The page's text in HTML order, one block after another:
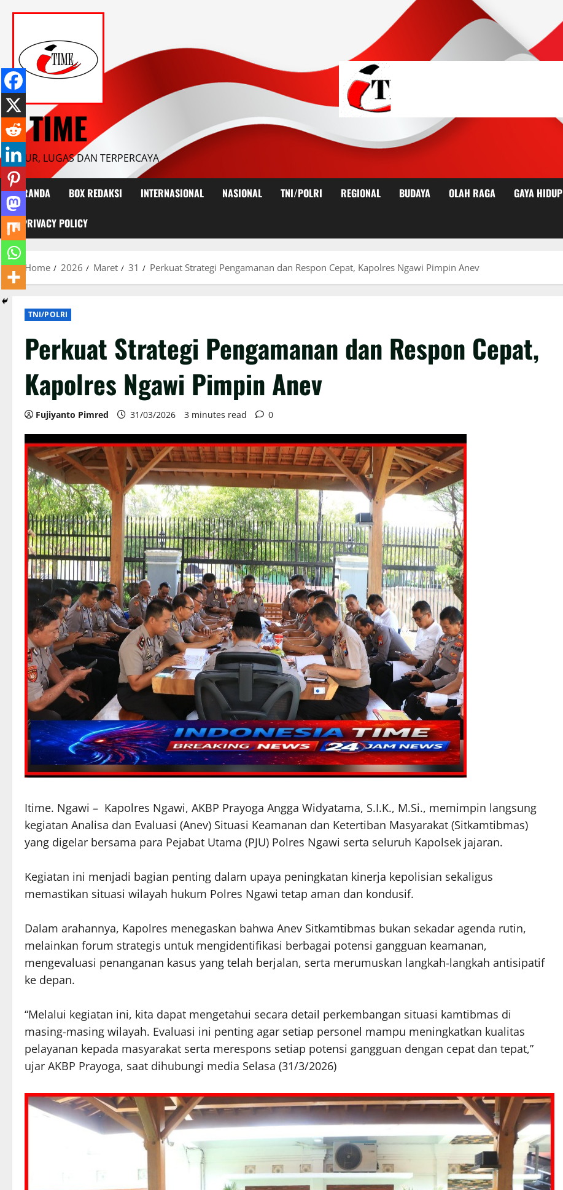
I TIME
JUJUR, LUGAS DAN TERPERCAYA
BERANDA BOX REDAKSI INTERNASIONAL NASIONAL TNI/POLRI REGIONAL BUDAYA OLAH RAGA GAYA HIDUP
PRIVACY POLICY
Home 2026 Maret 31 Perkuat Strategi Pengamanan dan Respon Cepat, Kapolres Ngawi Pimpin Anev
TNI/POLRI
Perkuat Strategi Pengamanan dan Respon Cepat,
Kapolres Ngawi Pimpin Anev
Fujiyanto Pimred 31/03/2026 3 minutes read 0
Itime. Ngawi – Kapolres Ngawi, AKBP Prayoga Angga Widyatama, S.I.K., M.Si., memimpin langsung
kegiatan Analisa dan Evaluasi (Anev) Situasi Keamanan dan Ketertiban Masyarakat (Sitkamtibmas)
yang digelar bersama para Pejabat Utama (PJU) Polres Ngawi serta seluruh Kapolsek jajaran.
Kegiatan ini menjadi bagian penting dalam upaya peningkatan kinerja kepolisian sekaligus
memastikan situasi wilayah hukum Polres Ngawi tetap aman dan kondusif.
Dalam arahannya, Kapolres menegaskan bahwa Anev Sitkamtibmas bukan sekadar agenda rutin,
melainkan forum strategis untuk mengidentifikasi berbagai potensi gangguan keamanan,
mengevaluasi penanganan kasus yang telah berjalan, serta merumuskan langkah-langkah antisipatif
ke depan.
“Melalui kegiatan ini, kita dapat mengetahui secara detail perkembangan situasi kamtibmas di
masing-masing wilayah. Evaluasi ini penting agar setiap personel mampu meningkatkan kualitas
pelayanan kepada masyarakat serta merespons setiap potensi gangguan dengan cepat dan tepat,”
ujar AKBP Prayoga, saat dihubungi media Selasa (31/3/2026)